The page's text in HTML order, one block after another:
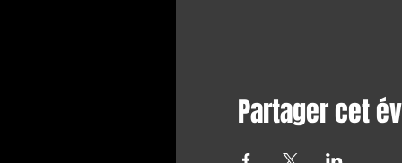
Partager cet